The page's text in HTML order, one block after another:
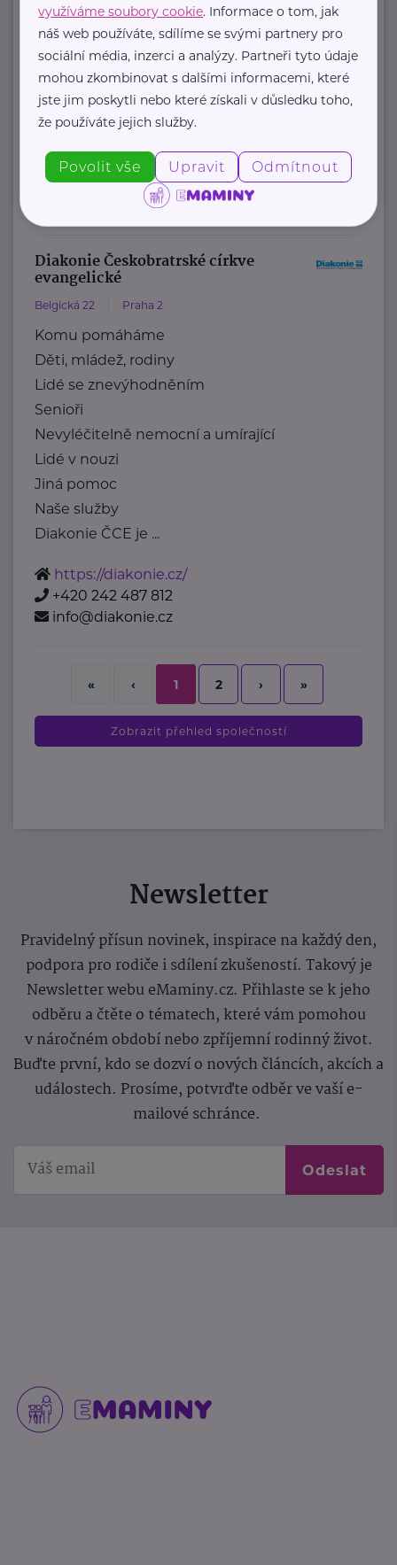
Centrum paliativní péče
Dykova 1165/15 Praha 10 Vinohrady
"Zlepšujeme péči o umírající v České
republice, a napříč systémem
zdravotní a sociální péče."
https://paliativnicentrum.cz/
office@paliativnicentrum.cz
Diakonie Českobratrské církve
evangelické
Belgická 22 Praha 2
Komu pomáháme
Děti, mládež, rodiny
Lidé se znevýhodněním
Senioři
Nevyléčitelně nemocní a umírající
Lidé v nouzi
Jiná pomoc
Naše služby
Diakonie ČCE je ...
https://diakonie.cz/
+420 242 487 812
info@diakonie.cz
« ‹ 1 2 › »
Zobrazit přehled společností
Newsletter
Pravidelný přísun novinek, inspirace na každý den,
podpora pro rodiče i sdílení zkušeností. Takový je
Newsletter webu eMaminy.cz. Přihlaste se k jeho
odběru a čtěte o tématech, které vám pomohou
v náročném období nebo zpříjemní rodinný život.
Buďte první, kdo se dozví o nových článcích, akcích a
událostech. Prosíme, potvrďte odběr ve vaší e-
mailové schránce.
Odeslat
využíváme soubory cookie. Informace o tom, jak
náš web používáte, sdílíme se svými partnery pro
sociální média, inzerci a analýzy. Partneři tyto údaje
mohou zkombinovat s dalšími informacemi, které
jste jim poskytli nebo které získali v důsledku toho,
že používáte jejich služby.
Povolit vše Upravit Odmítnout